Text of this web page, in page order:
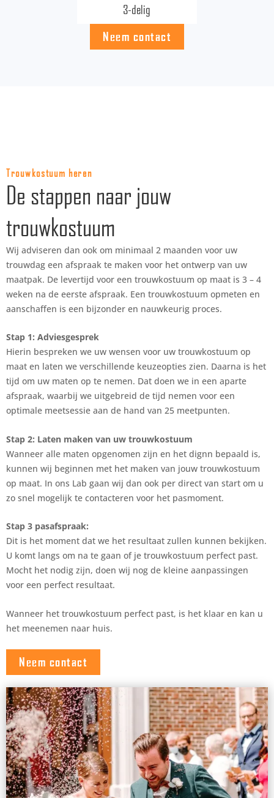
3-delig
Neem contact
Trouwkostuum heren
De stappen naar jouw
trouwkostuum
Wij adviseren dan ook om minimaal 2 maanden voor uw
trouwdag een afspraak te maken voor het ontwerp van uw
maatpak. De levertijd voor een trouwkostuum op maat is 3 – 4
weken na de eerste afspraak. Een trouwkostuum opmeten en
aanschaffen is een bijzonder en nauwkeurig proces.
Stap 1: Adviesgesprek
Hierin bespreken we uw wensen voor uw trouwkostuum op
maat en laten we verschillende keuzeopties zien. Daarna is het
tijd om uw maten op te nemen. Dat doen we in een aparte
afspraak, waarbij we uitgebreid de tijd nemen voor een
optimale meetsessie aan de hand van 25 meetpunten.
Stap 2: Laten maken van uw trouwkostuum
Wanneer alle maten opgenomen zijn en het dignn bepaald is,
kunnen wij beginnen met het maken van jouw trouwkostuum
op maat. In ons Lab gaan wij dan ook per direct van start om u
zo snel mogelijk te contacteren voor het pasmoment.
Stap 3 pasafspraak:
Dit is het moment dat we het resultaat zullen kunnen bekijken.
U komt langs om na te gaan of je trouwkostuum perfect past.
Mocht het nodig zijn, doen wij nog de kleine aanpassingen
voor een perfect resultaat.
Wanneer het trouwkostuum perfect past, is het klaar en kan u
het meenemen naar huis.
Neem contact